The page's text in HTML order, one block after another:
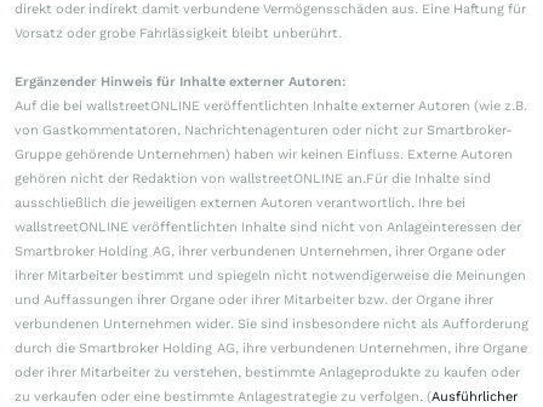
direkt oder indirekt damit verbundene Vermögensschäden aus. Eine Haftung für
Vorsatz oder grobe Fahrlässigkeit bleibt unberührt.
Ergänzender Hinweis für Inhalte externer Autoren:
Auf die bei wallstreetONLINE veröffentlichten Inhalte externer Autoren (wie z.B.
von Gastkommentatoren, Nachrichtenagenturen oder nicht zur Smartbroker-
Gruppe gehörende Unternehmen) haben wir keinen Einfluss. Externe Autoren
gehören nicht der Redaktion von wallstreetONLINE an.Für die Inhalte sind
ausschließlich die jeweiligen externen Autoren verantwortlich. Ihre bei
wallstreetONLINE veröffentlichten Inhalte sind nicht von Anlageinteressen der
Smartbroker Holding AG, ihrer verbundenen Unternehmen, ihrer Organe oder
ihrer Mitarbeiter bestimmt und spiegeln nicht notwendigerweise die Meinungen
und Auffassungen ihrer Organe oder ihrer Mitarbeiter bzw. der Organe ihrer
verbundenen Unternehmen wider. Sie sind insbesondere nicht als Aufforderung
durch die Smartbroker Holding AG, ihre verbundenen Unternehmen, ihre Organe
oder ihrer Mitarbeiter zu verstehen, bestimmte Anlageprodukte zu kaufen oder
zu verkaufen oder eine bestimmte Anlagestrategie zu verfolgen. (Ausführlicher